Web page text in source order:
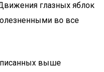
глазных яблок
во все
выше